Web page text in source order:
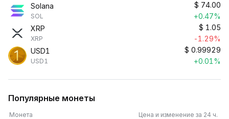
Solana
SOL
$ 74.00
+0.47%
XRP
XRP
$ 1.05
-1.29%
USD1
USD1
$ 0.99929
+0.01%
Популярные монеты
Монета Цена и изменение за 24 ч.